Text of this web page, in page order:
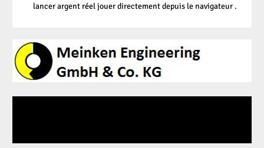
lancer argent réel jouer directement depuis le navigateur .